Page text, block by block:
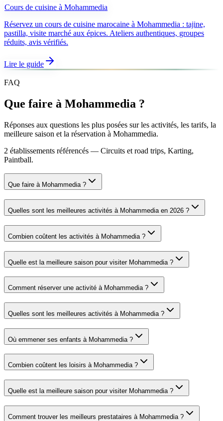
Cours de cuisine à Mohammedia
Réservez un cours de cuisine marocaine à Mohammedia : tajine,
pastilla, visite marché aux épices. Ateliers authentiques, groupes
réduits, avis vérifiés.
Lire le guide
FAQ
Que faire à Mohammedia ?
Réponses aux questions les plus posées sur les activités, les tarifs, la
meilleure saison et la réservation à Mohammedia.
2 établissements référencés — Circuits et road trips, Karting,
Paintball.
Que faire à Mohammedia ?
Quelles sont les meilleures activités à Mohammedia en 2026 ?
Combien coûtent les activités à Mohammedia ?
Quelle est la meilleure saison pour visiter Mohammedia ?
Comment réserver une activité à Mohammedia ?
Quelles sont les meilleures activités à Mohammedia ?
Où emmener ses enfants à Mohammedia ?
Combien coûtent les loisirs à Mohammedia ?
Quelle est la meilleure saison pour visiter Mohammedia ?
Comment trouver les meilleurs prestataires à Mohammedia ?